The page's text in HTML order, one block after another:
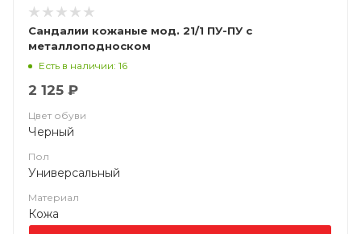
Сандалии кожаные мод. 21/1 ПУ-ПУ с
металлоподноском
Есть в наличии: 16
2 125 ₽
Цвет обуви
Черный
Пол
Универсальный
Материал
Кожа